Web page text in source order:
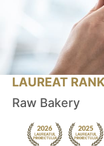
LAUREAT
Raw Bakery